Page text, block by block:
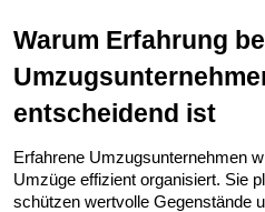
Warum Erfahrung
entscheidend ist
Erfahrene Umzugsunternehmen
Umzüge effizient organisiert. Sie
schützen wertvolle Gegenstände